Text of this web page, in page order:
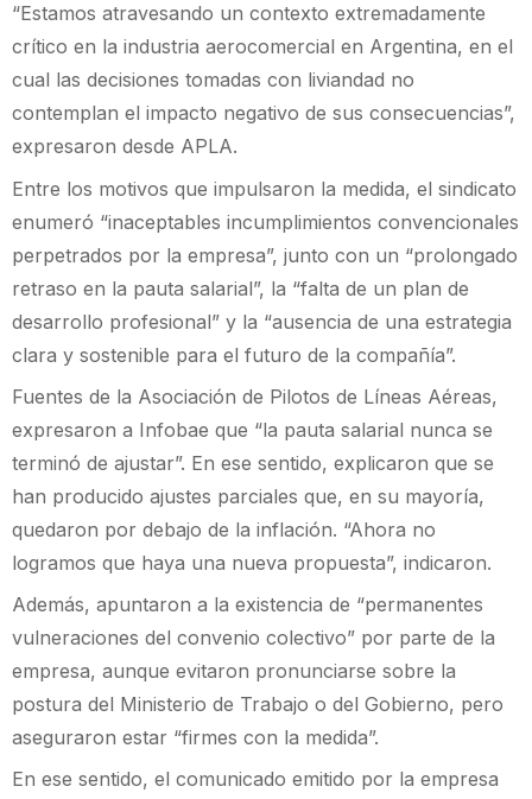
“Estamos atravesando un contexto extremadamente
crítico en la industria aerocomercial en Argentina, en el
cual las decisiones tomadas con liviandad no
contemplan el impacto negativo de sus consecuencias”,
expresaron desde APLA.
Entre los motivos que impulsaron la medida, el sindicato
enumeró “inaceptables incumplimientos convencionales
perpetrados por la empresa”, junto con un “prolongado
retraso en la pauta salarial”, la “falta de un plan de
desarrollo profesional” y la “ausencia de una estrategia
clara y sostenible para el futuro de la compañía”.
Fuentes de la Asociación de Pilotos de Líneas Aéreas,
expresaron a Infobae que “la pauta salarial nunca se
terminó de ajustar”. En ese sentido, explicaron que se
han producido ajustes parciales que, en su mayoría,
quedaron por debajo de la inflación. “Ahora no
logramos que haya una nueva propuesta”, indicaron.
Además, apuntaron a la existencia de “permanentes
vulneraciones del convenio colectivo” por parte de la
empresa, aunque evitaron pronunciarse sobre la
postura del Ministerio de Trabajo o del Gobierno, pero
aseguraron estar “firmes con la medida”.
En ese sentido, el comunicado emitido por la empresa